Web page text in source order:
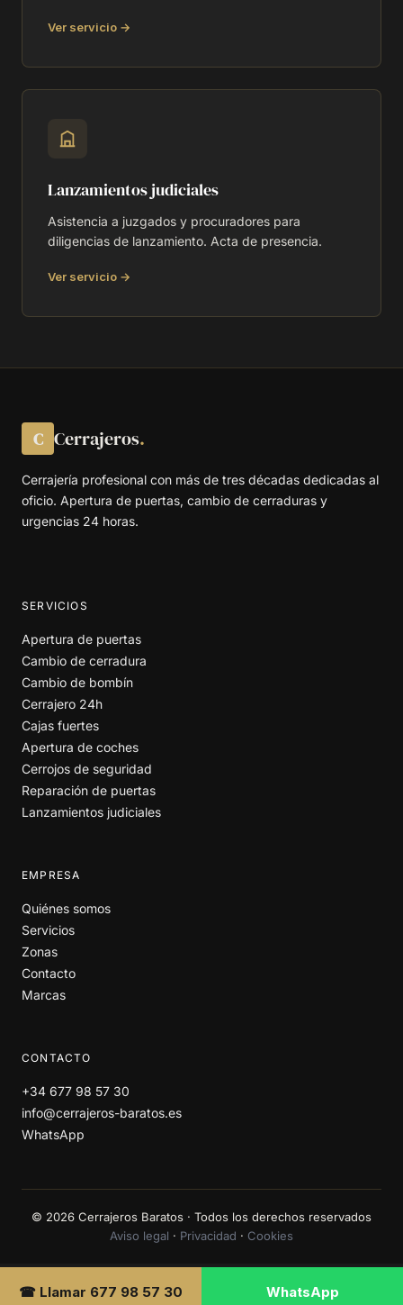
Ver servicio →
Lanzamientos judiciales
Asistencia a juzgados y procuradores para
diligencias de lanzamiento. Acta de presencia.
Ver servicio →
C Cerrajeros.
Cerrajería profesional con más de tres décadas dedicadas al
oficio. Apertura de puertas, cambio de cerraduras y
urgencias 24 horas.
SERVICIOS
Apertura de puertas
Cambio de cerradura
Cambio de bombín
Cerrajero 24h
Cajas fuertes
Apertura de coches
Cerrojos de seguridad
Reparación de puertas
Lanzamientos judiciales
EMPRESA
Quiénes somos
Servicios
Zonas
Contacto
Marcas
CONTACTO
+34 677 98 57 30
info@cerrajeros-baratos.es
WhatsApp
© 2026 Cerrajeros Baratos · Todos los derechos reservados
Aviso legal · Privacidad · Cookies
☎ Llamar 677 98 57 30 WhatsApp